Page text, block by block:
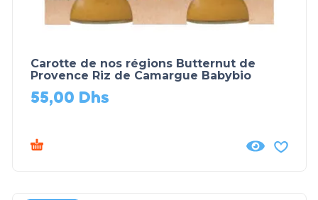
Carotte de nos régions Butternut de
Provence Riz de Camargue Babybio
55,00 Dhs